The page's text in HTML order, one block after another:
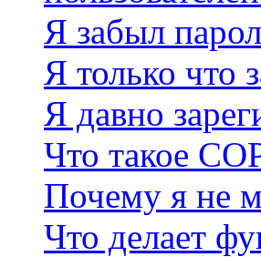
Я забыл
Я только что
Я давно
Что такое
Почему я не
Что делает